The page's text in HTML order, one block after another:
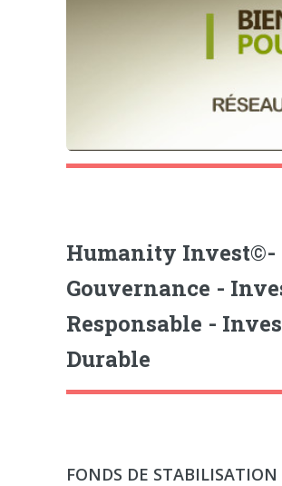
Humanity Invest©-
Gouvernance -
Responsable -
Durable
FONDS DE STABILISATION